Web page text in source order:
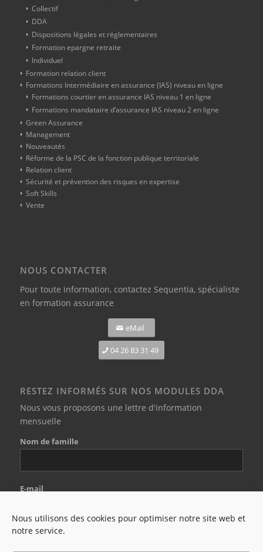
Nous utilisons des cookies pour optimiser notre site web et
notre service.
Collectif
DDA
Dispositions légales et réglementaires
Formation epargne retraite
Individuel
Formation relation client
Formations Intermédiaire en assurance (IAS) niveau en ligne
Formations courtier en assurance IAS niveau 1 en ligne
Formations mandataire d’assurance IAS niveau 2 en ligne
Green Assurance
Management
Nouveautés
Réforme de la PSC de la fonction publique territoriale
Relation client
Sécurité et prévention des risques en expertise
Soft Skills
Vente
NOUS CONTACTER
Pour toute information, contactez Sequentia, spécialiste
en formation assurance
eMail
04 26 83 31 49
RESTEZ INFORMÉS SUR NOS MODULES DDA
Nous vous proposons une lettre d'information
mensuelle
Nom de famille
E-mail
J'accepte les conditions générales